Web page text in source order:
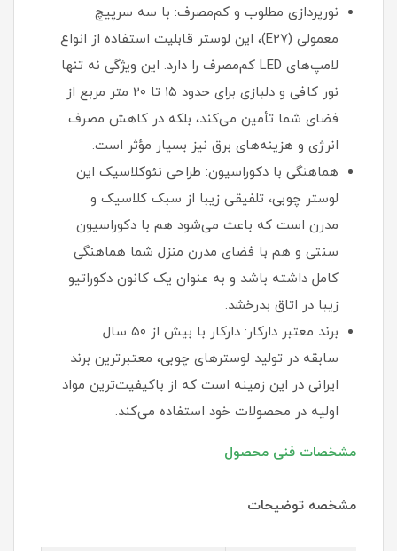
نورپردازی مطلوب و کم‌مصرف: با سه سرپیچ
معمولی (E27)، این لوستر قابلیت استفاده از انواع
لامپ‌های LED کم‌مصرف را دارد. این ویژگی نه تنها
نور کافی و دلبازی برای حدود ۱۵ تا ۲۰ متر مربع از
فضای شما تأمین می‌کند، بلکه در کاهش مصرف
انرژی و هزینه‌های برق نیز بسیار مؤثر است.
هماهنگی با دکوراسیون: طراحی نئوکلاسیک این
لوستر چوبی، تلفیقی زیبا از سبک کلاسیک و
مدرن است که باعث می‌شود هم با دکوراسیون
سنتی و هم با فضای مدرن منزل شما هماهنگی
کامل داشته باشد و به عنوان یک کانون دکوراتیو
زیبا در اتاق بدرخشد.
برند معتبر دارکار: دارکار با بیش از ۵۰ سال
سابقه در تولید لوسترهای چوبی، معتبرترین برند
ایرانی در این زمینه است که از باکیفیت‌ترین مواد
اولیه در محصولات خود استفاده می‌کند.
مشخصات فنی محصول
مشخصه توضیحات